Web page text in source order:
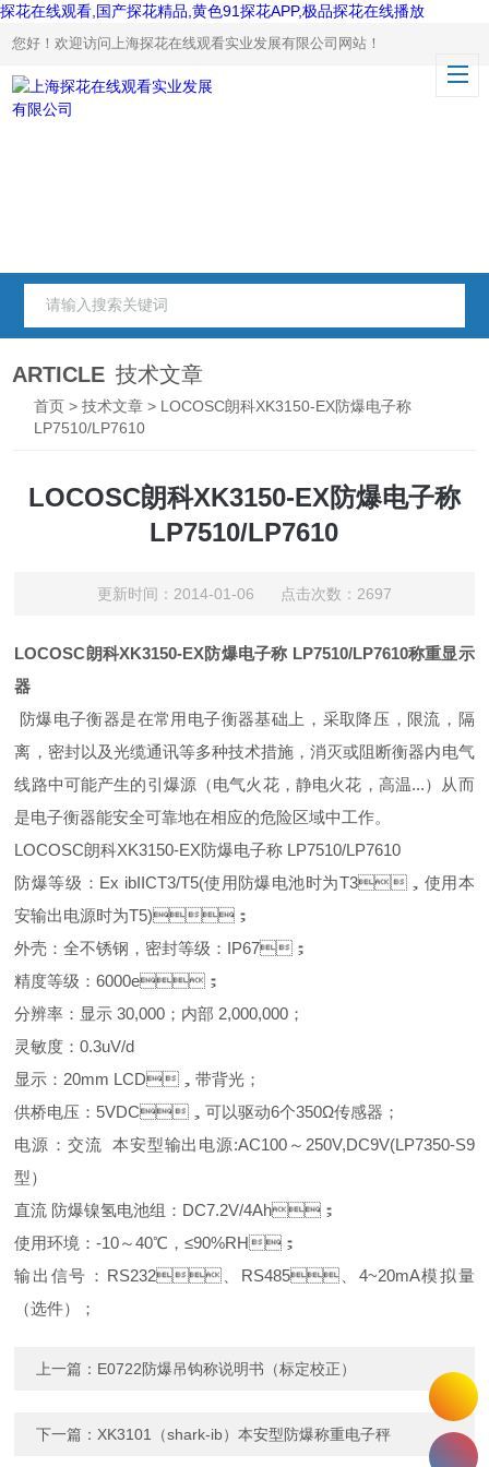
探花在线观看,国产探花精品,黄色91探花APP,极品探花在线播放
您好！欢迎访问上海探花在线观看实业发展有限公司网站！
ARTICLE 技术文章
首页 >技术文章 > LOCOSC朗科XK3150-EX防爆电子称
LP7510/LP7610
LOCOSC朗科XK3150-EX防爆电子称
LP7510/LP7610
更新时间：2014-01-06 点击次数：2697
LOCOSC朗科XK3150-EX防爆电子称 LP7510/LP7610称重显示
器
防爆电子衡器是在常用电子衡器基础上，采取降压，限流，隔
离，密封以及光缆通讯等多种技术措施，消灭或阻断衡器内电气
线路中可能产生的引爆源（电气火花，静电火花，高温...）从而
是电子衡器能安全可靠地在相应的危险区域中工作。
LOCOSC朗科XK3150-EX防爆电子称 LP7510/LP7610
防爆等级：Ex ibIICT3/T5(使用防爆电池时为T3，使用本
安输出电源时为T5)；
外壳：全不锈钢，密封等级：IP67；
精度等级：6000e；
分辨率：显示 30,000；内部 2,000,000；
灵敏度：0.3uV/d
显示：20mm LCD，带背光；
供桥电压：5VDC，可以驱动6个350Ω传感器；
电源：交流 本安型输出电源:AC100～250V,DC9V(LP7350-S9
型）
直流 防爆镍氢电池组：DC7.2V/4Ah；
使用环境：-10～40℃，≤90%RH；
输出信号：RS232、RS485、4~20mA模拟量
（选件）；
上一篇： E0722防爆吊钩称说明书（标定校正）
下一篇： XK3101（shark-ib）本安型防爆称重电子秤